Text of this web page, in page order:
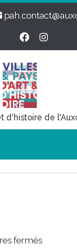
d'histoire de
ferméssur